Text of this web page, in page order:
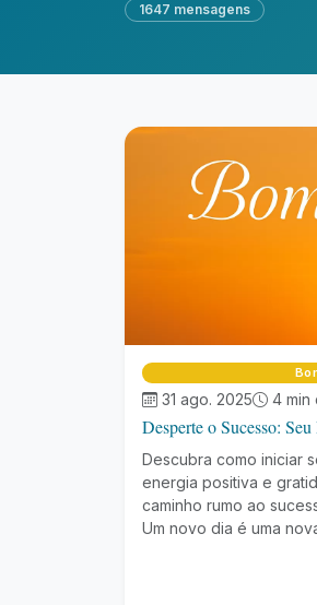
1647 mensagens
31 ago. 2025 4 min
Desperte o Sucesso:
Descubra como iniciar
energia positiva e
caminho rumo ao
Um novo dia é uma